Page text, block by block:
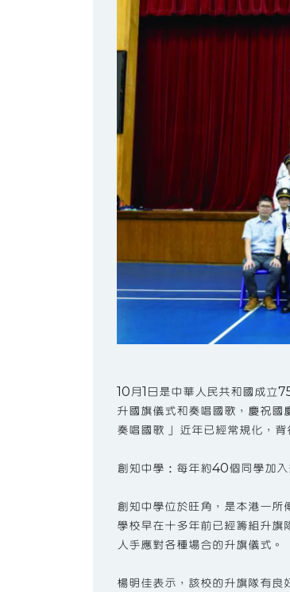
10月1日是中華人民共和國成立
升國旗儀式和奏唱國歌，慶祝國
奏唱國歌」 近年已經常規化，
創知中學：每年約40個同學加
創知中學位於旺角，是本港一所
學校早在十多年前已經籌組升
人手應對各種場合的升旗儀式。
楊明佳表示，該校的升旗隊有